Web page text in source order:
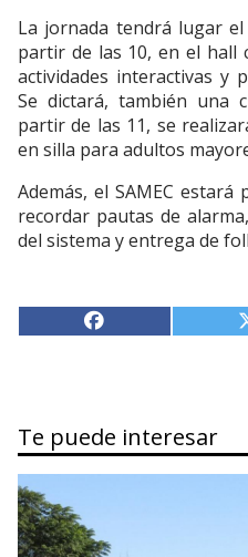
La jornada tendrá lugar
partir de las 10, en el hall
actividades interactivas y
Se dictará, también una
partir de las 11, se
en silla para adultos
Además, el SAMEC
recordar pautas de
del sistema y entrega de
Te puede interesar